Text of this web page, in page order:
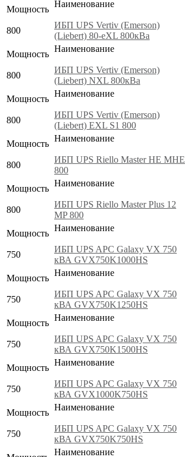
Мощность
800
Наименование
ИБП UPS Vertiv (Emerson)
(Liebert) 80-eXL 800кВа
Мощность
800
Наименование
ИБП UPS Vertiv (Emerson)
(Liebert) NXL 800кВа
Мощность
800
Наименование
ИБП UPS Vertiv (Emerson)
(Liebert) EXL S1 800
Мощность
800
Наименование
ИБП UPS Riello Master HE MHE
800
Мощность
800
Наименование
ИБП UPS Riello Master Plus 12
MP 800
Мощность
750
Наименование
ИБП UPS APC Galaxy VX 750
кВА GVX750K1000HS
Мощность
750
Наименование
ИБП UPS APC Galaxy VX 750
кВА GVX750K1250HS
Мощность
750
Наименование
ИБП UPS APC Galaxy VX 750
кВА GVX750K1500HS
Мощность
750
Наименование
ИБП UPS APC Galaxy VX 750
кВА GVX1000K750HS
Мощность
750
Наименование
ИБП UPS APC Galaxy VX 750
кВА GVX750K750HS
Наименование